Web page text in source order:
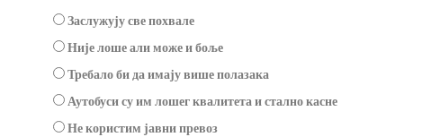
Заслужују све похвале
Није лоше али може и боље
Требало би да имају више полазака
Аутобуси су им лошег квалитета и стално касне
Не користим јавни превоз